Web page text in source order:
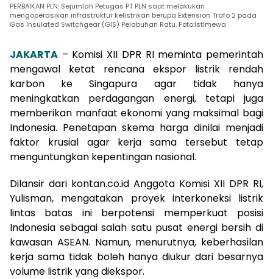
PERBAIKAN PLN: Sejumlah Petugas PT PLN saat melakukan
mengoperasikan infrastruktur kelistrikan berupa Extension Trafo 2 pada
Gas Insulated Switchgear (GIS) Pelabuhan Ratu. Foto:Istimewa
JAKARTA – Komisi XII DPR RI meminta pemerintah
mengawal ketat rencana ekspor listrik rendah
karbon ke Singapura agar tidak hanya
meningkatkan perdagangan energi, tetapi juga
memberikan manfaat ekonomi yang maksimal bagi
Indonesia. Penetapan skema harga dinilai menjadi
faktor krusial agar kerja sama tersebut tetap
menguntungkan kepentingan nasional.
Dilansir dari kontan.co.id Anggota Komisi XII DPR RI,
Yulisman, mengatakan proyek interkoneksi listrik
lintas batas ini berpotensi memperkuat posisi
Indonesia sebagai salah satu pusat energi bersih di
kawasan ASEAN. Namun, menurutnya, keberhasilan
kerja sama tidak boleh hanya diukur dari besarnya
volume listrik yang diekspor.